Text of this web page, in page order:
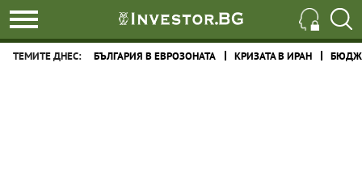
ТЕМИТЕ ДНЕС: БЪЛГАРИЯ В ЕВРОЗОНАТА КРИЗАТА В ИРАН